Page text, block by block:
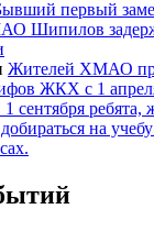
первый
Шипилов
Жителей ХМАО
ЖКХ с 1
сентября
на